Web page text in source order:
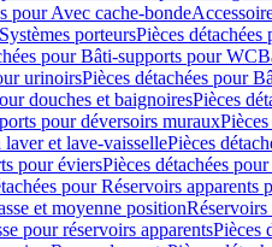
pour Avec cache-bonde
Systèmes porteursPièces détachées
pour Bâti-supports pour WC
urinoirsPièces détachées pour
douches et baignoiresPièces
pour déversoirs muraux
et lave-vaissellePièces
pour éviersPièces détachées
pour Réservoirs
et moyenne position
pour réservoirs apparentsPièces